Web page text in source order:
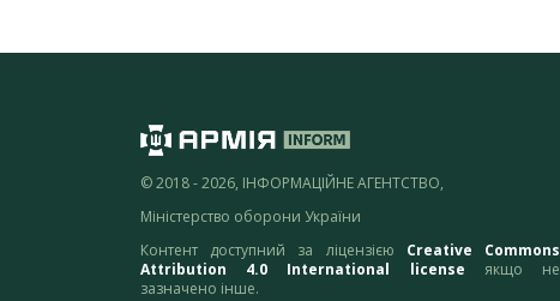
© 2018 - 2026, ІНФОРМАЦІЙНЕ АГЕНТСТВО,
Міністерство оборони України
Контент доступний за ліцензією Creative Commons
Attribution 4.0 International license якщо не
зазначено інше.